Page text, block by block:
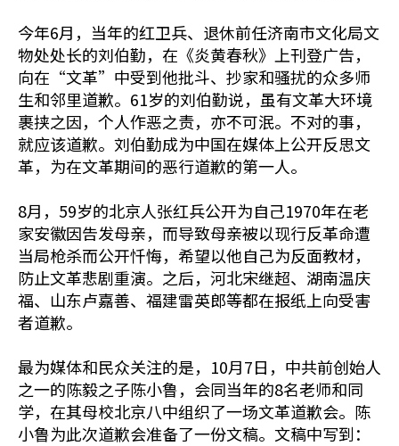
今年6月，当年的红卫兵、退休前任济南市文化局文
物处处长的刘伯勤，在《炎黄春秋》上刊登广告，
向在“文革”中受到他批斗、抄家和骚扰的众多师
生和邻里道歉。61岁的刘伯勤说，虽有文革大环境
裹挟之因，个人作恶之责，亦不可泯。不对的事，
就应该道歉。刘伯勤成为中国在媒体上公开反思文
革，为在文革期间的恶行道歉的第一人。
8月，59岁的北京人张红兵公开为自己1970年在老
家安徽因告发母亲，而导致母亲被以现行反革命遭
当局枪杀而公开忏悔，希望以他自己为反面教材，
防止文革悲剧重演。之后，河北宋继超、湖南温庆
福、山东卢嘉善、福建雷英郎等都在报纸上向受害
者道歉。
最为媒体和民众关注的是，10月7日，中共前创始人
之一的陈毅之子陈小鲁，会同当年的8名老师和同
学，在其母校北京八中组织了一场文革道歉会。陈
小鲁为此次道歉会准备了一份文稿。文稿中写到：